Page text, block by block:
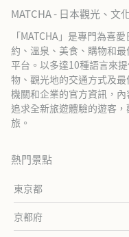
MATCHA - 日本觀光、文
「MATCHA」是專門為喜
約、溫泉、美食、購物和
平台。以多達10種語言來
物、觀光地的交通方式及
機關和企業的官方資訊，
追求全新旅遊體驗的遊客
旅。
熱門景點
東京都
京都府